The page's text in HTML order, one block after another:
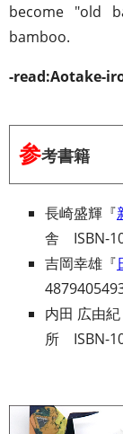
become "old
bamboo.
-read:Aotake-
参考書籍
長崎盛輝『
舎 ISBN-
吉岡幸雄『
内田 広由
所 ISBN-